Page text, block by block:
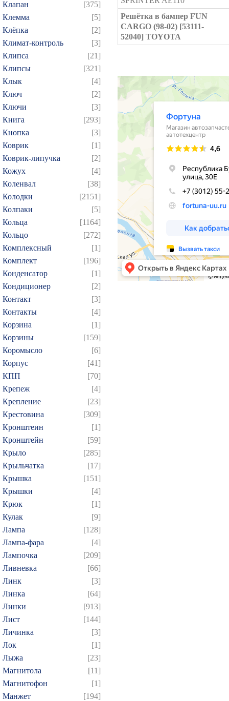
Клапан
[375]
Клемма
[5]
Клёпка
[2]
Климат-контроль
[3]
Клипса
[21]
Клипсы
[321]
Клык
[4]
Ключ
[2]
Ключи
[3]
Книга
[293]
Кнопка
[3]
Коврик
[1]
Коврик-липучка
[2]
Кожух
[4]
Коленвал
[38]
Колодки
[2151]
Колпаки
[5]
Кольца
[1164]
Кольцо
[272]
Комплексный
[1]
Комплект
[196]
Конденсатор
[1]
Кондиционер
[2]
Контакт
[3]
Контакты
[4]
Корзина
[1]
Корзины
[159]
Коромысло
[6]
Корпус
[41]
КПП
[70]
Крепеж
[4]
Крепление
[23]
Крестовина
[309]
Кронштеин
[1]
Кронштейн
[59]
Крыло
[285]
Крыльчатка
[17]
Крышка
[151]
Крышки
[4]
Крюк
[1]
Кулак
[9]
Лампа
[128]
Лампа-фара
[4]
Лампочка
[209]
Ливневка
[66]
Линк
[3]
Линка
[64]
Линки
[913]
Лист
[144]
Личинка
[3]
Лок
[1]
Лыжа
[23]
Магнитола
[11]
Магнитофон
[1]
Манжет
[194]
Решётка в бампер FUN
CARGO (98-02) [53111-
52040] TOYOTA